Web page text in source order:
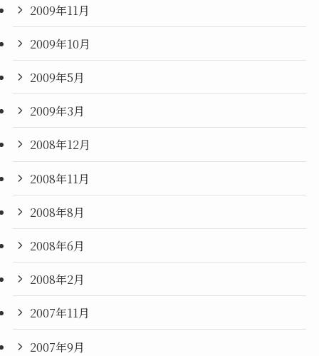
2009年11月
2009年10月
2009年5月
2009年3月
2008年12月
2008年11月
2008年8月
2008年6月
2008年2月
2007年11月
2007年9月